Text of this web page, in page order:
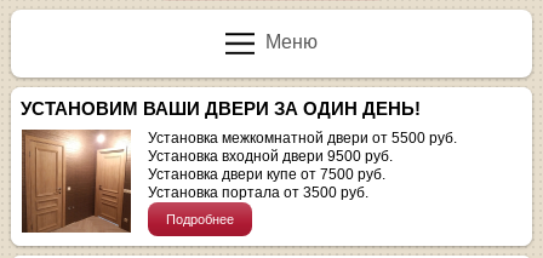
Меню
УСТАНОВИМ ВАШИ ДВЕРИ ЗА ОДИН ДЕНЬ!
Установка межкомнатной двери от 5500 руб.
Установка входной двери 9500 руб.
Установка двери купе от 7500 руб.
Установка портала от 3500 руб.
Подробнее